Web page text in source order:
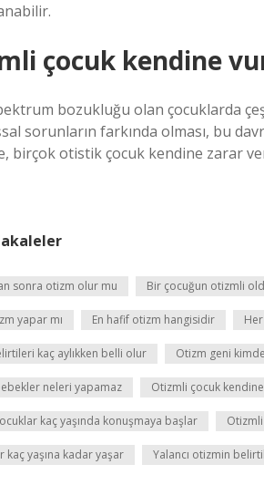
çocuk kendine
bozukluğu olan çocuklarda
sorunların farkında olması, bu
birçok otistik çocuk kendine zarar
sonra otizm olur mu Bir çocuğun otizmli
yapar mı En hafif otizm hangisidir
kaç aylıkken belli olur Otizm geni
neleri yapamaz Otizmli çocuk
kaç yaşında konuşmaya başlar
kaç yaşına kadar yaşar Yalancı otizmin